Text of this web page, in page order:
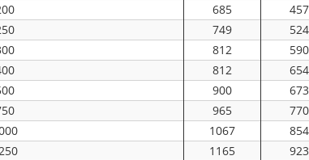
685 457
749 524
812 590
812 654
900 673
965 770
1067 854
1165 923